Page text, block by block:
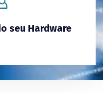
seu Hardware